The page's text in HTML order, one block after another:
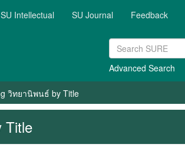
SU Intellectual SU Journal Feedback
Advanced Search
วิทยานิพนธ์ by Title
Title